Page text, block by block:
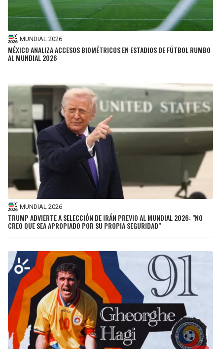
MUNDIAL 2026
MÉXICO ANALIZA ACCESOS BIOMÉTRICOS EN ESTADIOS DE FÚTBOL RUMBO
AL MUNDIAL 2026
MUNDIAL 2026
TRUMP ADVIERTE A SELECCIÓN DE IRÁN PREVIO AL MUNDIAL 2026: "NO
CREO QUE SEA APROPIADO POR SU PROPIA SEGURIDAD"